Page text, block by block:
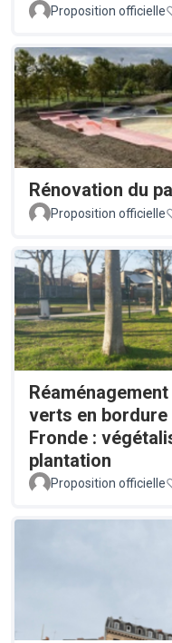
Proposition officielle
Rénovation du
Proposition officielle
verts en bordure
Fronde :
plantation
Proposition officielle